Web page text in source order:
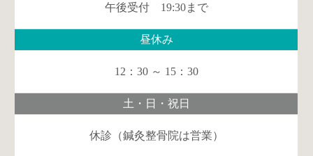
午後受付 19:30まで
昼休み
12：30 ～ 15：30
土・日・祝日
休診（鍼灸整骨院は営業）